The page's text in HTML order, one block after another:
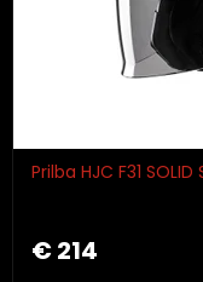
Prilba HJC F31 SOLID
€ 214